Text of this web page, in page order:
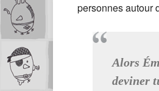
personnes autour
Alors
deviner